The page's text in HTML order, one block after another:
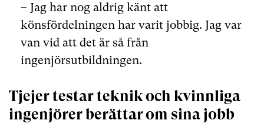
– Jag har nog aldrig känt att
könsfördelningen har varit jobbig. Jag var
van vid att det är så från
ingenjörsutbildningen.
Tjejer testar teknik och kvinnliga
ingenjörer berättar om sina jobb